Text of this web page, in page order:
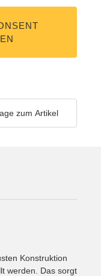
zum Artikel
Konstruktion
werden. Das sorgt